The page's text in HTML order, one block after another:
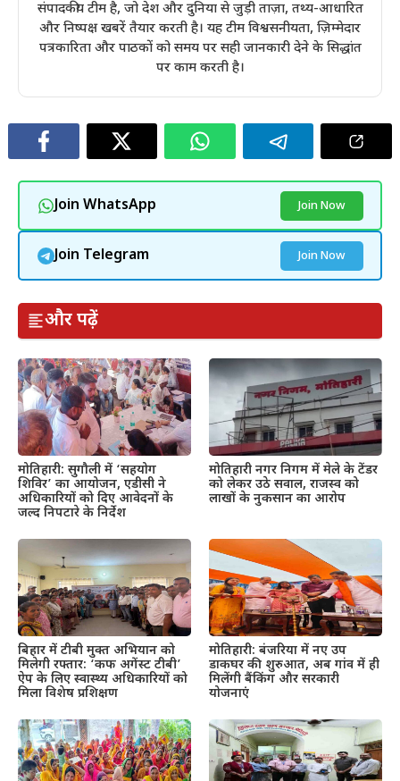
संपादकीय टीम है, जो देश और दुनिया से जुड़ी ताज़ा, तथ्य-आधारित
और निष्पक्ष खबरें तैयार करती है। यह टीम विश्वसनीयता, ज़िम्मेदार
पत्रकारिता और पाठकों को समय पर सही जानकारी देने के सिद्धांत
पर काम करती है।
Join WhatsApp Join Now
Join Telegram Join Now
और पढ़ें
मोतिहारी: सुगौली में ‘सहयोग
शिविर’ का आयोजन, एडीसी ने
अधिकारियों को दिए आवेदनों के
जल्द निपटारे के निर्देश
मोतिहारी नगर निगम में मेले के टेंडर
को लेकर उठे सवाल, राजस्व को
लाखों के नुकसान का आरोप
बिहार में टीबी मुक्त अभियान को
मिलेगी रफ्तार: ‘कफ अगेंस्ट टीबी’
ऐप के लिए स्वास्थ्य अधिकारियों को
मिला विशेष प्रशिक्षण
मोतिहारी: बंजरिया में नए उप
डाकघर की शुरुआत, अब गांव में ही
मिलेंगी बैंकिंग और सरकारी
योजनाएं